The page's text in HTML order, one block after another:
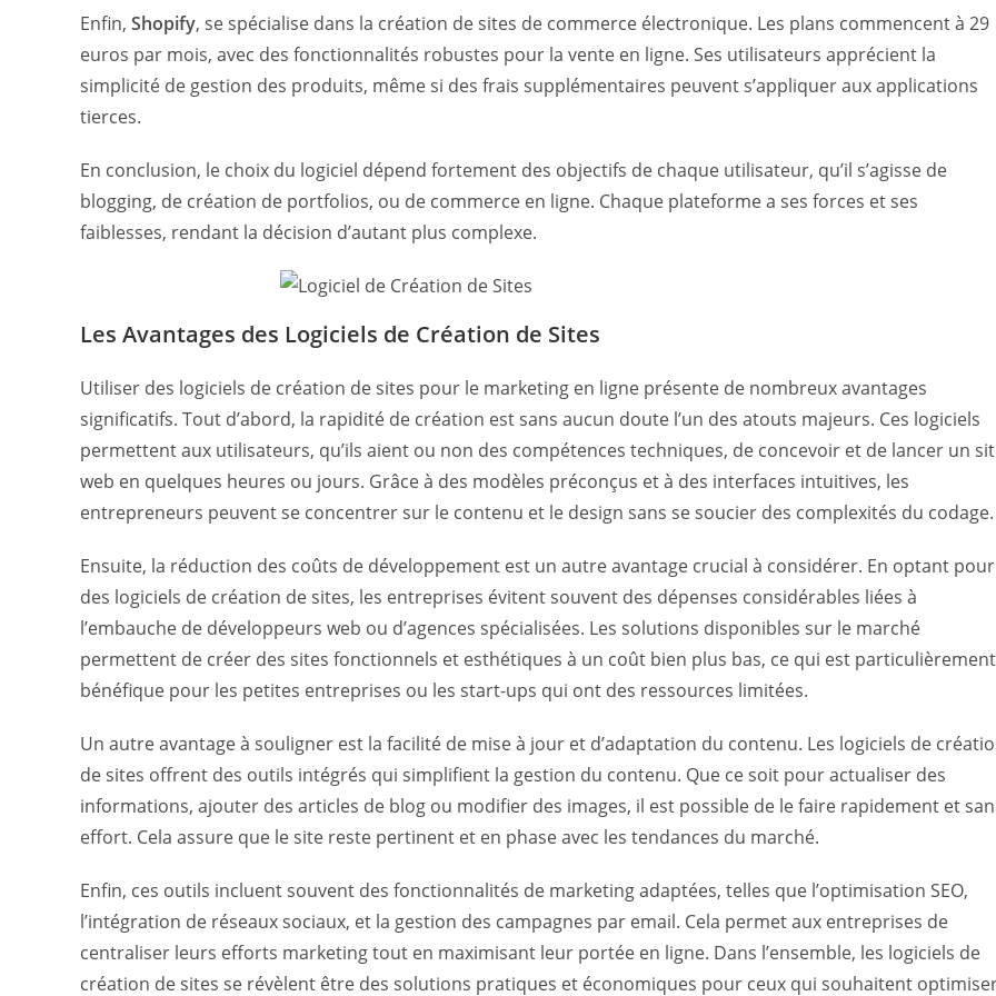
Enfin, Shopify, se spécialise dans la création de sites de commerce électronique. Les plans commencent à 29
euros par mois, avec des fonctionnalités robustes pour la vente en ligne. Ses utilisateurs apprécient la
simplicité de gestion des produits, même si des frais supplémentaires peuvent s’appliquer aux applications
tierces.
En conclusion, le choix du logiciel dépend fortement des objectifs de chaque utilisateur, qu’il s’agisse de
blogging, de création de portfolios, ou de commerce en ligne. Chaque plateforme a ses forces et ses
faiblesses, rendant la décision d’autant plus complexe.
Les Avantages des Logiciels de Création de Sites
Utiliser des logiciels de création de sites pour le marketing en ligne présente de nombreux avantages
significatifs. Tout d’abord, la rapidité de création est sans aucun doute l’un des atouts majeurs. Ces logiciels
permettent aux utilisateurs, qu’ils aient ou non des compétences techniques, de concevoir et de lancer un
web en quelques heures ou jours. Grâce à des modèles préconçus et à des interfaces intuitives, les
entrepreneurs peuvent se concentrer sur le contenu et le design sans se soucier des complexités du codage.
Ensuite, la réduction des coûts de développement est un autre avantage crucial à considérer. En optant pour
des logiciels de création de sites, les entreprises évitent souvent des dépenses considérables liées à
l’embauche de développeurs web ou d’agences spécialisées. Les solutions disponibles sur le marché
permettent de créer des sites fonctionnels et esthétiques à un coût bien plus bas, ce qui est particulièrement
bénéfique pour les petites entreprises ou les start-ups qui ont des ressources limitées.
Un autre avantage à souligner est la facilité de mise à jour et d’adaptation du contenu. Les logiciels de
de sites offrent des outils intégrés qui simplifient la gestion du contenu. Que ce soit pour actualiser des
informations, ajouter des articles de blog ou modifier des images, il est possible de le faire rapidement et
effort. Cela assure que le site reste pertinent et en phase avec les tendances du marché.
Enfin, ces outils incluent souvent des fonctionnalités de marketing adaptées, telles que l’optimisation SEO,
l’intégration de réseaux sociaux, et la gestion des campagnes par email. Cela permet aux entreprises de
centraliser leurs efforts marketing tout en maximisant leur portée en ligne. Dans l’ensemble, les logiciels de
création de sites se révèlent être des solutions pratiques et économiques pour ceux qui souhaitent